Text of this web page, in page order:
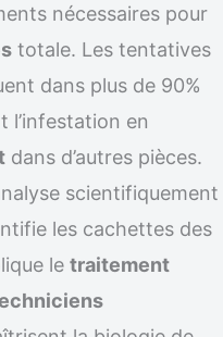
nécessaires pour
totale. Les tentatives
dans plus de 90%
l’infestation en
dans d’autres pièces.
scientifiquement
les cachettes des
le traitement